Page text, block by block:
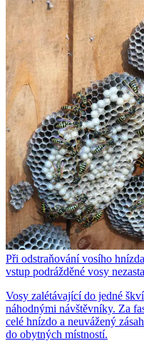
Při odstraňování vosího
vstup podrážděné vosy
Vosy zalétávající do jedné
náhodnými návštěvníky. Za
celé hnízdo a neuvážený
do obytných místností.